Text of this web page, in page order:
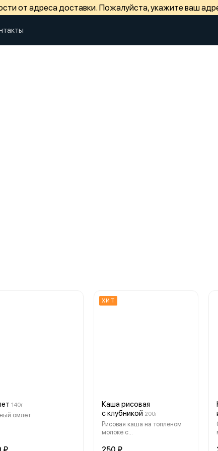
от адреса доставки. Пожалуйста, укажите ваш
140г
омлет
ХИТ
Каша рисовая
с клубникой 200г
Рисовая каша на топленом
молоке с
клубникой.